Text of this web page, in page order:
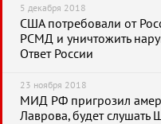
5 декабря 2018
США потребовали от
РСМД и уничтожить
Ответ России
23 ноября 2018
МИД РФ пригрозил
Лаврова, будет слушать